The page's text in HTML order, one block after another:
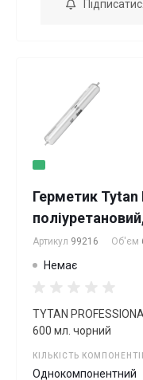
Герметик Tytan
Артикул 99216 Об'єм
Немає
TYTAN
600 мл. чорний
КІЛЬКІСТЬ
Однокомпонентний